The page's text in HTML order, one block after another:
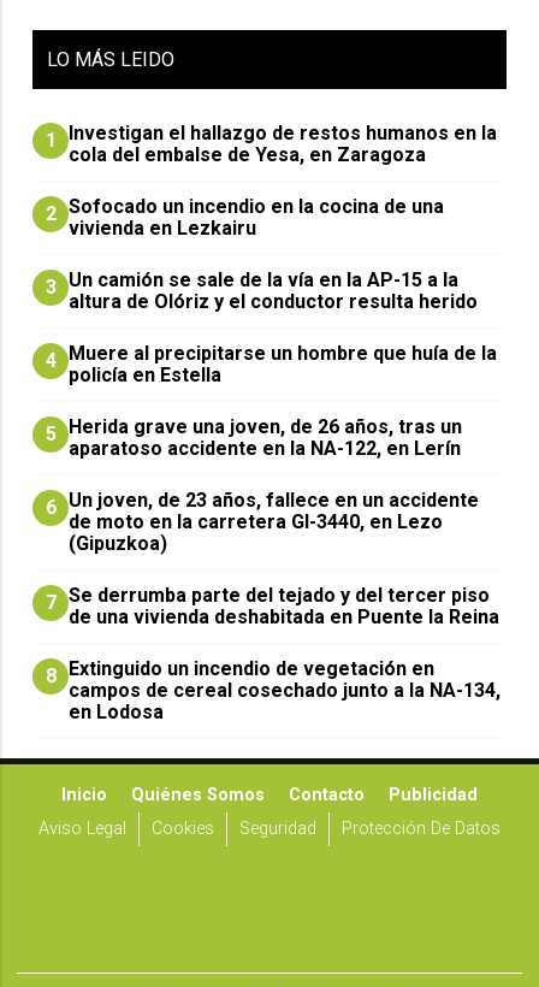
LO MÁS LEIDO
1
Investigan el hallazgo de restos humanos en la
cola del embalse de Yesa, en Zaragoza
2 Sofocado un incendio en la cocina de una
vivienda en Lezkairu
3 Un camión se sale de la vía en la AP-15 a la
altura de Olóriz y el conductor resulta herido
4 Muere al precipitarse un hombre que huía de la
policía en Estella
5 Herida grave una joven, de 26 años, tras un
aparatoso accidente en la NA-122, en Lerín
6 Un joven, de 23 años, fallece en un accidente
de moto en la carretera GI-3440, en Lezo
(Gipuzkoa)
7 Se derrumba parte del tejado y del tercer piso
de una vivienda deshabitada en Puente la Reina
8 Extinguido un incendio de vegetación en
campos de cereal cosechado junto a la NA-134,
en Lodosa
Inicio Quiénes Somos Contacto
Publicidad
Aviso Legal
Cookies Seguridad Protección De Datos